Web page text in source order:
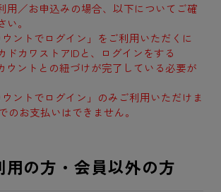
用／お申込みの場合、以下についてご確
。
ウントでログイン」をご利用いただくに
ドカワストアIDと、ログインをする
ウントとの紐づけが完了している必要が
ウントでログイン」のみご利用いただけま
のお支払いはできません。
用の方・会員以外の方